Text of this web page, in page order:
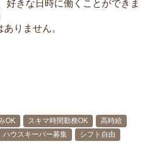
好きな日時に働くことができま
りません。
OK スキマ時間勤務OK
高時給
ハウスキーパー募集 シフト自由